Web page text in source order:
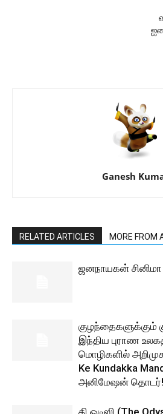
Ganesh
RELATED ARTICLES MORE FROM
ஜனநாயகன்
குழந்தைகளுக்கும்
இந்திய புராண
மொழிகளில்
Ke Kundakka
அனிமேஷன் தொடர்!
தி ஒடிஸி (The